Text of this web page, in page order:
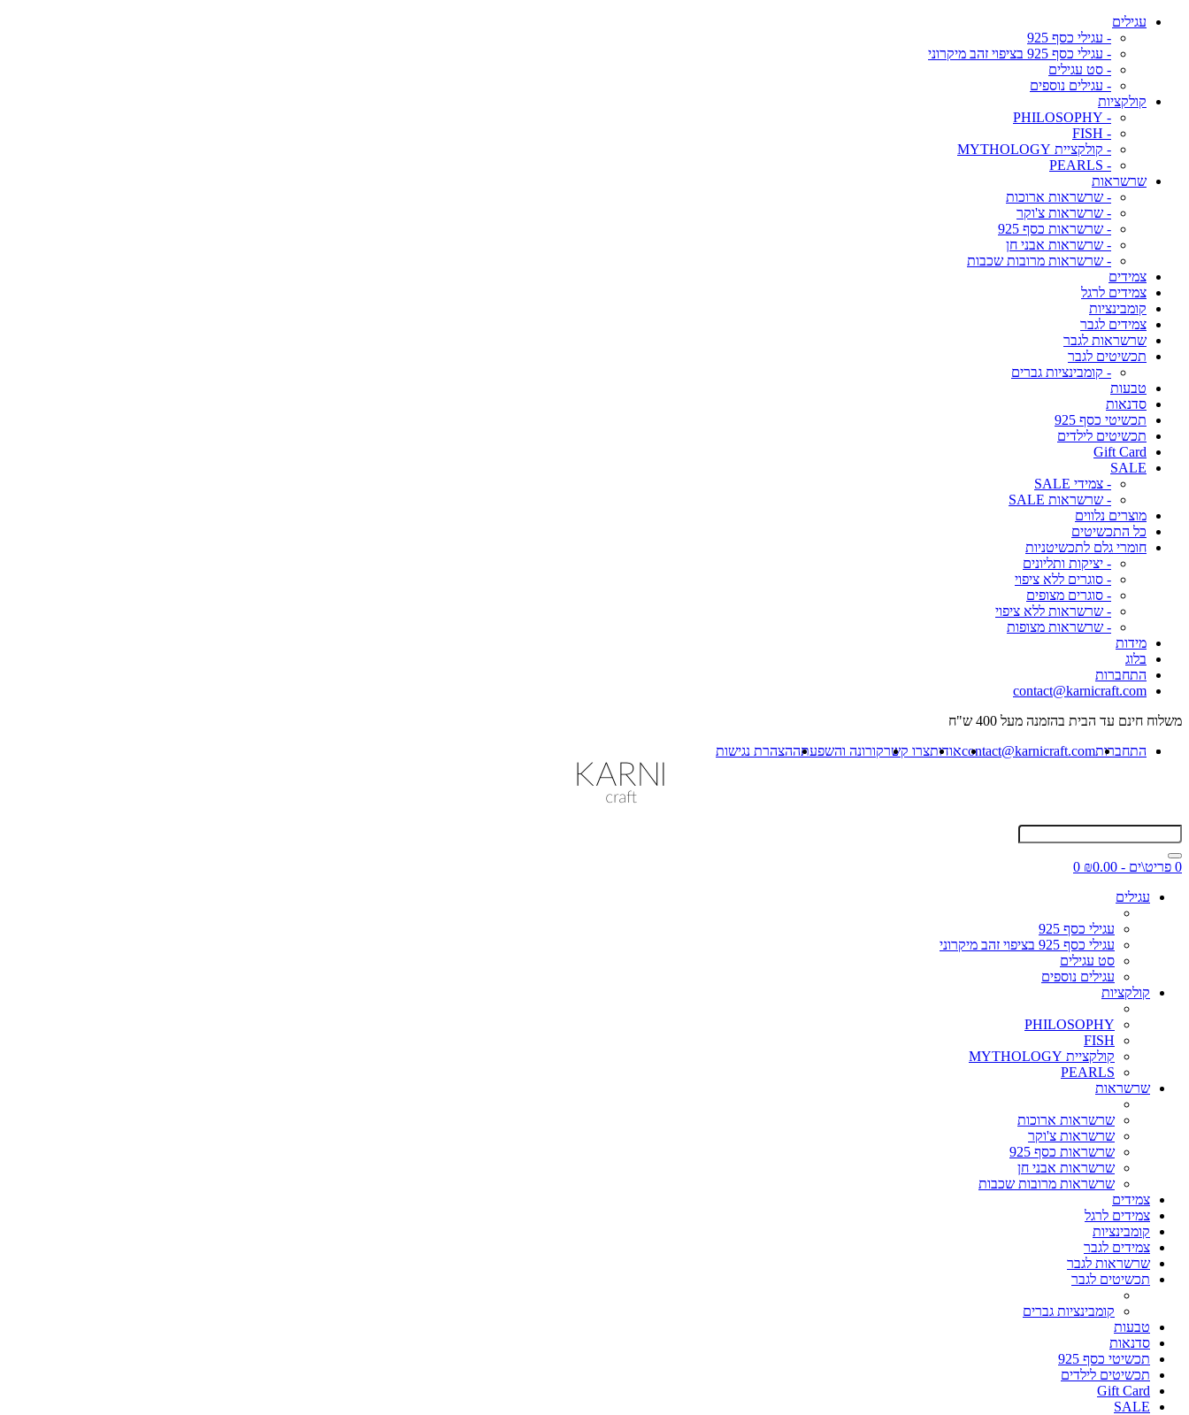
עגילים
- עגילי כסף 925
- עגילי כסף 925 בציפוי זהב מיקרוני
- סט עגילים
- עגילים נוספים
קולקציות
- PHILOSOPHY
- FISH
- קולקציית MYTHOLOGY
- PEARLS
שרשראות
- שרשראות ארוכות
- שרשראות צ'וקר
- שרשראות כסף 925
- שרשראות אבני חן
- שרשראות מרובות שכבות
צמידים
צמידים לרגל
קומבינציות
צמידים לגבר
שרשראות לגבר
תכשיטים לגבר
- קומבינציות גברים
טבעות
סדנאות
תכשיטי כסף 925
תכשיטים לילדים
Gift Card
SALE
- צמידי SALE
- שרשראות SALE
מוצרים נלווים
כל התכשיטים
חומרי גלם לתכשיטניות
- יציקות ותליונים
- סוגרים ללא ציפוי
- סוגרים מצופים
- שרשראות ללא ציפוי
- שרשראות מצופות
מידות
בלוג
התחברות
contact@karnicraft.com
משלוח חינם עד הבית בהזמנה מעל 400 ש"ח
התחברותcontact@karnicraft.comאודותצרו קשרקורונה והשפעתההצהרת נגישות
0 פריט\ים - ₪0.00
0
עגילים
עגילי כסף 925
עגילי כסף 925 בציפוי זהב מיקרוני
סט עגילים
עגילים נוספים
קולקציות
PHILOSOPHY
FISH
קולקציית MYTHOLOGY
PEARLS
שרשראות
שרשראות ארוכות
שרשראות צ'וקר
שרשראות כסף 925
שרשראות אבני חן
שרשראות מרובות שכבות
צמידים
צמידים לרגל
קומבינציות
צמידים לגבר
שרשראות לגבר
תכשיטים לגבר
קומבינציות גברים
טבעות
סדנאות
תכשיטי כסף 925
תכשיטים לילדים
Gift Card
SALE